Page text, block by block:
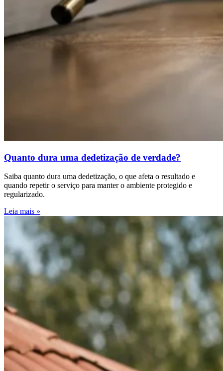
Quanto dura uma dedetização de verdade?
Saiba quanto dura uma dedetização, o que afeta o resultado e
quando repetir o serviço para manter o ambiente protegido e
regularizado.
Leia mais »